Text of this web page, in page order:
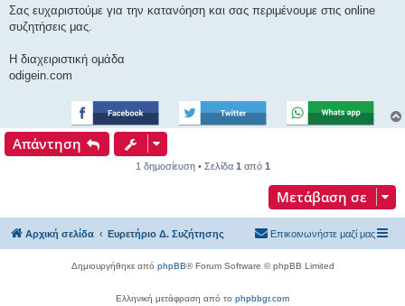
Σας ευχαριστούμε για την κατανόηση και σας περιμένουμε στις online
συζητήσεις μας.
Η διαχειριστική ομάδα
odigein.com
Απάντηση
1 δημοσίευση • Σελίδα 1 από 1
Μετάβαση σε
Αρχική σελίδα Ευρετήριο Δ. Συζήτησης Επικοινωνήστε μαζί μας
Δημιουργήθηκε από phpBB® Forum Software © phpBB Limited
Ελληνική μετάφραση από το phpbbgr.com